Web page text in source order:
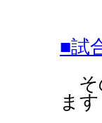
■試
そ
ます